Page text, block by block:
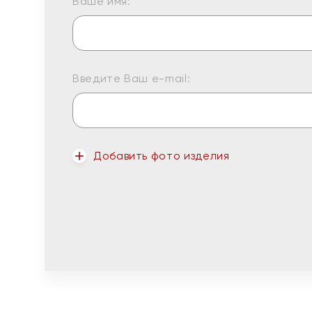
Введите Ваш e-mail:
Добавить фото изделия